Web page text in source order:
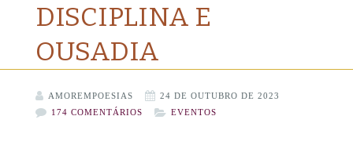
DISCIPLINA E
OUSADIA
AMOREMPOESIAS
24 DE OUTUBRO DE 2023
174 COMENTÁRIOS
EVENTOS